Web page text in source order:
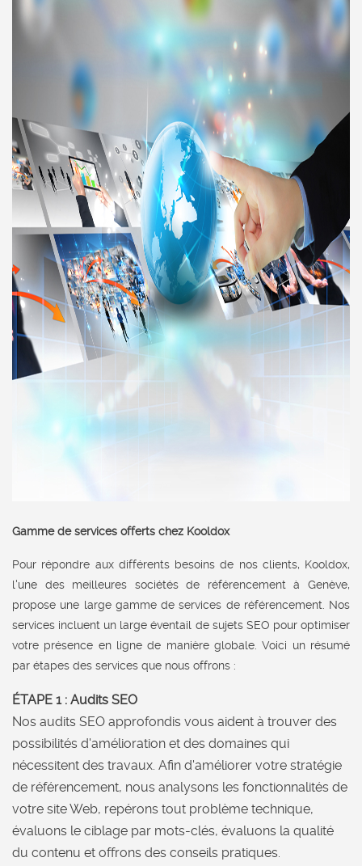
Gamme de services offerts chez Kooldox
Pour répondre aux différents besoins de nos clients, Kooldox,
l'une des meilleures sociétés de référencement à Genève,
propose une large gamme de services de référencement. Nos
services incluent un large éventail de sujets SEO pour optimiser
votre présence en ligne de manière globale. Voici un résumé
par étapes des services que nous offrons :
ÉTAPE 1 : Audits SEO
Nos audits SEO approfondis vous aident à trouver des
possibilités d'amélioration et des domaines qui
nécessitent des travaux. Afin d'améliorer votre stratégie
de référencement, nous analysons les fonctionnalités de
votre site Web, repérons tout problème technique,
évaluons le ciblage par mots-clés, évaluons la qualité
du contenu et offrons des conseils pratiques.